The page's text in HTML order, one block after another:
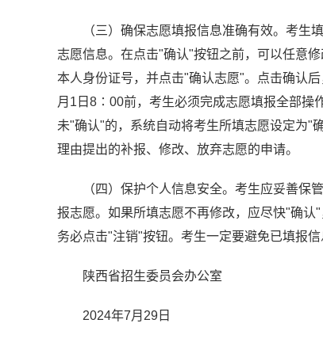
（三）确保志愿填报信息准确有效。考生
志愿信息。在点击"确认"按钮之前，可以任意
本人身份证号，并点击"确认志愿"。点击确认
月1日8∶00前，考生必须完成志愿填报全部操
未"确认"的，系统自动将考生所填志愿设定为"
理由提出的补报、修改、放弃志愿的申请。
（四）保护个人信息安全。考生应妥善保
报志愿。如果所填志愿不再修改，应尽快"确认
务必点击"注销"按钮。考生一定要避免已填报信
陕西省招生委员会办公室
2024年7月29日